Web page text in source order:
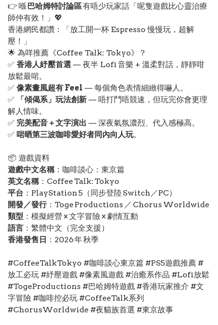
👉 喺巴哈姆特討論區有唔少玩家話「呢隻遊戲比心靈治療
師仲有效！」💖
香港網民都讚：「放工開一杯 Espresso 慢慢玩，超解
壓！」
🌟 為咩推薦《Coffee Talk: Tokyo》？
✅ 香港人紓壓首選 — 夜半 Lofi 音樂 + 溫柔對話，靜靜咁
放鬆最啱。
✅ 像素畫風超有 Feel — 每個角色表情細緻得嚇人。
✅
「傾偈系」玩法創新 — 唔打鬥唔競速，但玩完你會更理
解人情味。
✅ 完美配音＋文字演出 — 深夜氣氛濃烈、代入感極高。
✅ 啱晒第三波咖啡愛好者同內向人玩。
📦 遊戲資料
遊戲中文名稱 ：咖啡談心：東京篇
英文名稱 ：Coffee Talk: Tokyo
平台 ：PlayStation 5（同步登陸 Switch／PC）
開發／發行：Toge Productions ／ Chorus Worldwide
類型 ：模擬經營 × 文字冒險 × 劇情互動
語言 ：繁體中文（完全支援）
香港發售日 ：2026 年 秋季
#CoffeeTalkTokyo #咖啡談心東京篇 #PS5遊戲推薦 #
放工必玩 #紓壓遊戲 #像素風遊戲 #治癒系作品 #Lofi放鬆
#TogeProductions #巴哈姆特遊戲 #香港玩家推介 #文
字冒險 #咖啡控必玩 #CoffeeTalk系列
#ChorusWorldwide #夜貓族首選 #東京故事